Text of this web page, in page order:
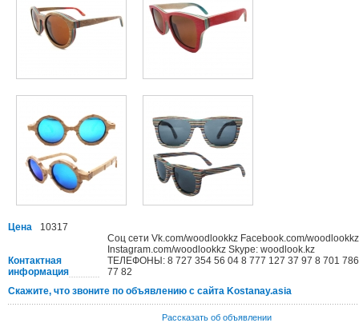
Цена 10317
Контактная
информация
Соц сети Vk.com/woodlookkz Facebook.com/woodlookkz
Instagram.com/woodlookkz Skype: woodlook.kz
ТЕЛЕФОНЫ: 8 727 354 56 04 8 777 127 37 97 8 701 786
77 82
Скажите, что звоните по объявлению с сайта Kostanay.asia
Рассказать об объявлении